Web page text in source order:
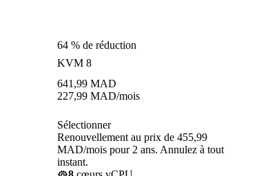
64 % de réduction
KVM 8
641,99 MAD
227,99 MAD/mois
Sélectionner
Renouvellement au prix de 455,99
MAD/mois pour 2 ans. Annulez à tout
instant.